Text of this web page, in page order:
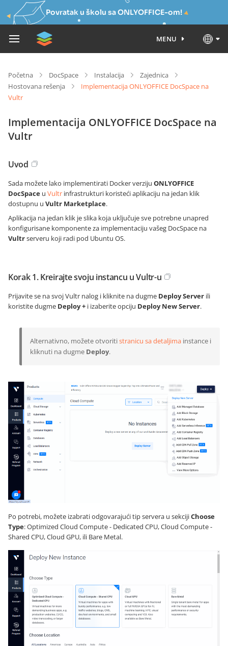
Povratak u školu sa ONLYOFFICE-om!
MENU
Početna DocSpace Instalacija
Zajednica
Hostovana rešenja
Implementacija ONLYOFFICE DocSpace na
Vultr
Implementacija ONLYOFFICE DocSpace na
Vultr
Uvod
Sada možete lako implementirati Docker verziju ONLYOFFICE
DocSpace u Vultr infrastrukturi koristeći aplikaciju na jedan klik
dostupnu u Vultr Marketplace.
Aplikacija na jedan klik je slika koja uključuje sve potrebne unapred
konfigurisane komponente za implementaciju vašeg DocSpace na
Vultrserveru koji radi pod Ubuntu OS.
Korak 1. Kreirajte svoju instancu u Vultr-u
Prijavite se na svoj Vultr nalog i kliknite na dugme Deploy Server ili
koristite dugme Deploy + i izaberite opciju Deploy New Server.
Alternativno, možete otvoritistranicu sa detaljima instance i
kliknuti na dugme Deploy.
Po potrebi, možete izabrati odgovarajući tip servera u sekcijiChoose
Type: Optimized Cloud Compute - Dedicated CPU, Cloud Compute -
Shared CPU, Cloud GPU, ili Bare Metal.